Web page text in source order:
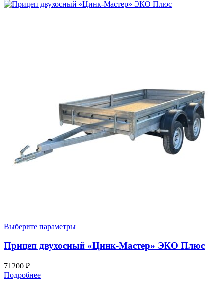
Выберите параметры
Прицеп двухосный «Цинк-Мастер» ЭКО Плюс
71200 ₽
Подробнее